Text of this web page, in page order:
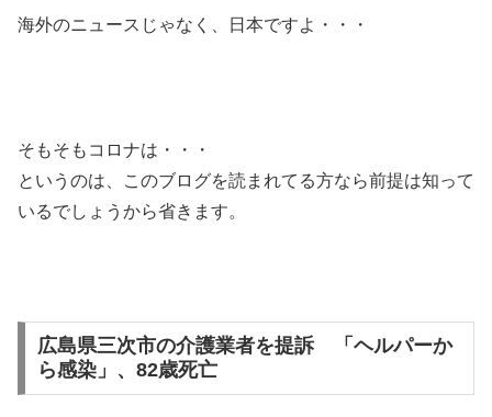
海外のニュースじゃなく、日本ですよ・・・
そもそもコロナは・・・
というのは、このブログを読まれてる方なら前提は知って
いるでしょうから省きます。
広島県三次市の介護業者を提訴 「ヘルパーか
ら感染」、82歳死亡